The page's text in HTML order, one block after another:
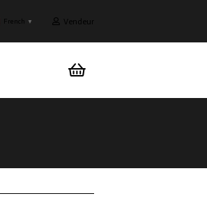
French ▼ Vendeur